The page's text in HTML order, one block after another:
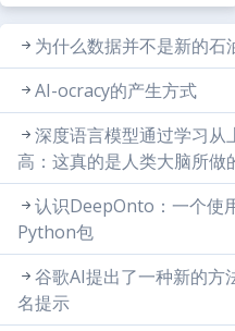
为什么数据并不是新的石
AI-ocracy的产生方式
深度语言模型通过学习从
高：这真的是人类大脑所做
认识DeepOnto：一个使
Python包
谷歌AI提出了一种新的方
名提示